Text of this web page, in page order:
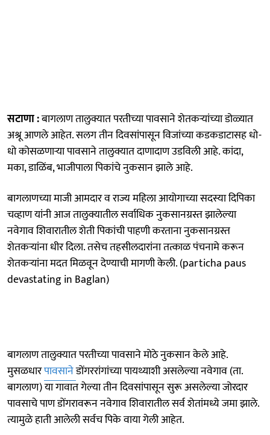
सटाणा :बागलाण तालुक्यात परतीच्या पावसाने शेतकऱ्यांच्या डोळ्यात
अश्रू आणले आहेत. सलग तीन दिवसांपासून विजांच्या कडकडाटासह धो-
धो कोसळणाऱ्या पावसाने तालुक्यात दाणादाण उडविली आहे. कांदा,
मका, डाळिंब, भाजीपाला पिकांचे नुकसान झाले आहे.
बागलाणच्या माजी आमदार व राज्य महिला आयोगाच्या सदस्या दिपिका
चव्हाण यांनी आज तालुक्यातील सर्वाधिक नुकसानग्रस्त झालेल्या
नवेगाव शिवारातील शेती पिकांची पाहणी करताना नुकसानग्रस्त
शेतकऱ्यांना धीर दिला. तसेच तहसीलदारांना तत्काळ पंचनामे करून
शेतकऱ्यांना मदत मिळवून देण्याची मागणी केली. (particha paus
devastating in Baglan)
बागलाण तालुक्यात परतीच्या पावसाने मोठे नुकसान केले आहे.
मुसळधारपावसानेडोंगररांगांच्या पायथ्याशी असलेल्या नवेगाव (ता.
बागलाण) या गावात गेल्या तीन दिवसांपासून सुरू असलेल्या जोरदार
पावसाचे पाण डोंगरावरून नवेगाव शिवारातील सर्व शेतांमध्ये जमा झाले.
त्यामुळे हाती आलेली सर्वच पिके वाया गेली आहेत.